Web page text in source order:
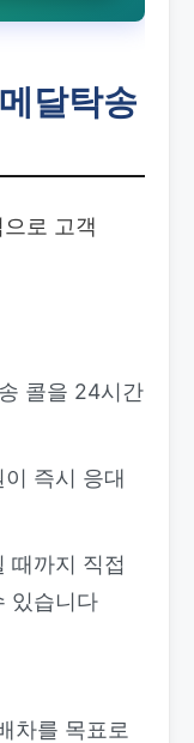
달탁송
로 고객
콜을 24시간
즉시 응대
때까지 직접
있습니다
차를 목표로